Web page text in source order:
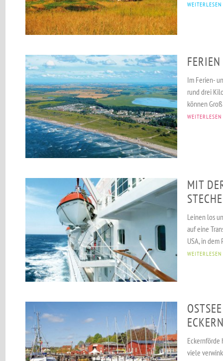
WEITERLESEN
Im Ferien-
rund drei
können
WEITERLESEN
MIT
Leinen los
auf eine
USA, in dem
WEITERLESEN
Eckernförde
viele